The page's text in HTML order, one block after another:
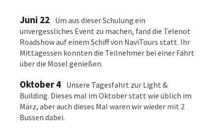
Juni 22 Um aus dieser Schulung ein
unvergessliches Event zu machen, fand die Telenot
Roadshow auf einem Schiff von NaviTours statt. Ihr
Mittagessen konnten die Teilnehmer bei einer Fahrt
über die Mosel genießen.
Oktober 4 Unsere Tagesfahrt zur Light &
Building. Dieses mal im Oktober statt wie üblich im
März, aber auch dieses Mal waren wir wieder mit 2
Bussen dabei.